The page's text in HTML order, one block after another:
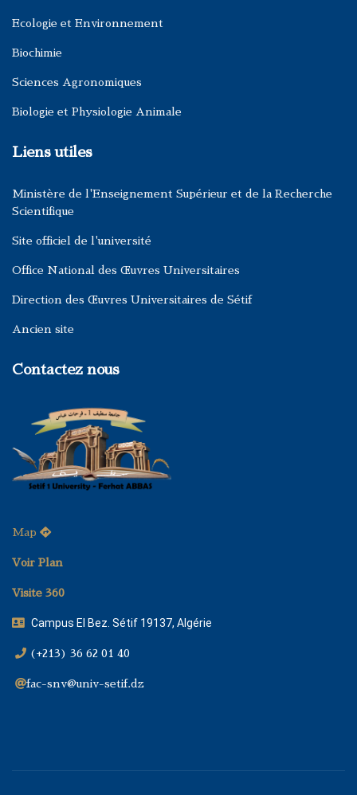
Ecologie et Environnement
Biochimie
Sciences Agronomiques
Biologie et Physiologie Animale
Liens utiles
Ministère de l'Enseignement Supérieur et de la Recherche
Scientifique
Site officiel de l'université
Office National des Œuvres Universitaires
Direction des Œuvres Universitaires de Sétif
Ancien site
Contactez nous
Map
Voir Plan
Visite 360
Campus El Bez. Sétif 19137, Algérie
(+213) 36 62 01 40
fac-snv@univ-setif.dz